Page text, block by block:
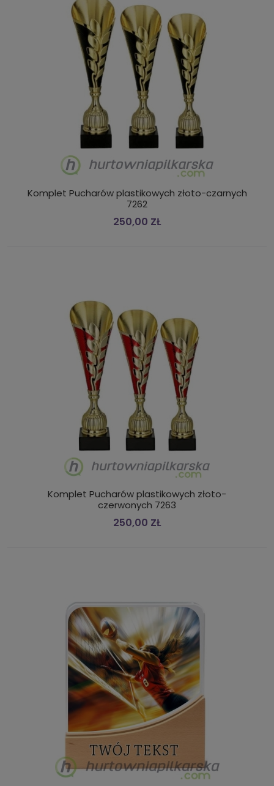
Komplet Pucharów plastikowych złoto-czarnych
7262
250,00 ZŁ
Komplet Pucharów plastikowych złoto-
czerwonych 7263
250,00 ZŁ